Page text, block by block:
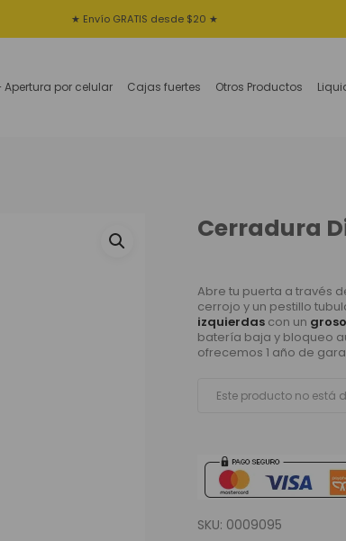
★ Envío GRATIS desde $20 ★
Apertura por celular Cajas fuertes Otros Productos
Cerradura
Abre tu puerta a través
cerrojo y un pestillo
izquierdas con un
batería baja y bloqueo
ofrecemos 1 año de
Este producto no está
SKU: 0009095